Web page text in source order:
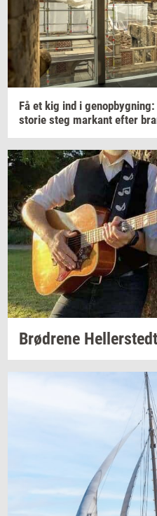
Få et kig ind i genop­byg­ning:
sto­rie steg mar­kant efter
Brød­re­ne Hel­ler­stedt